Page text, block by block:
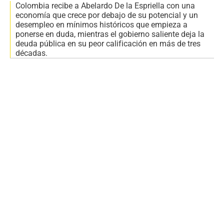
Colombia recibe a Abelardo De la Espriella con una
economía que crece por debajo de su potencial y un
desempleo en mínimos históricos que empieza a
ponerse en duda, mientras el gobierno saliente deja la
deuda pública en su peor calificación en más de tres
décadas.